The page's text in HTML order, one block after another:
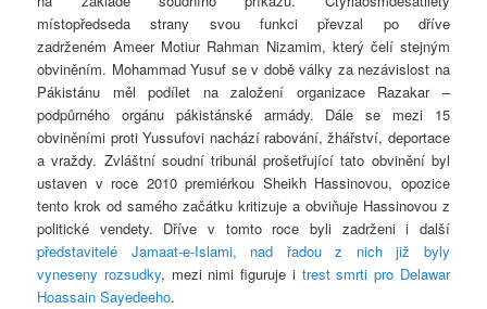
místopředseda strany svou funkci převzal po dříve
zadrženém Ameer Motiur Rahman Nizamim, který čelí stejným
obviněním. Mohammad Yusuf se v době války za nezávislost na
Pákistánu měl podílet na založení organizace Razakar –
podpůrného orgánu pákistánské armády. Dále se mezi 15
obviněními proti Yussufovi nachází rabování, žhářství, deportace
a vraždy. Zvláštní soudní tribunál prošetřující tato obvinění byl
ustaven v roce 2010 premiérkou Sheikh Hassinovou, opozice
tento krok od samého začátku kritizuje a obviňuje Hassinovou z
politické vendety. Dříve v tomto roce byli zadrženi i další
představitelé Jamaat-e-Islami, nad řadou z nich již byly
vyneseny rozsudky, mezi nimi figuruje i trest smrti pro Delawar
Hoassain Sayedeeho.